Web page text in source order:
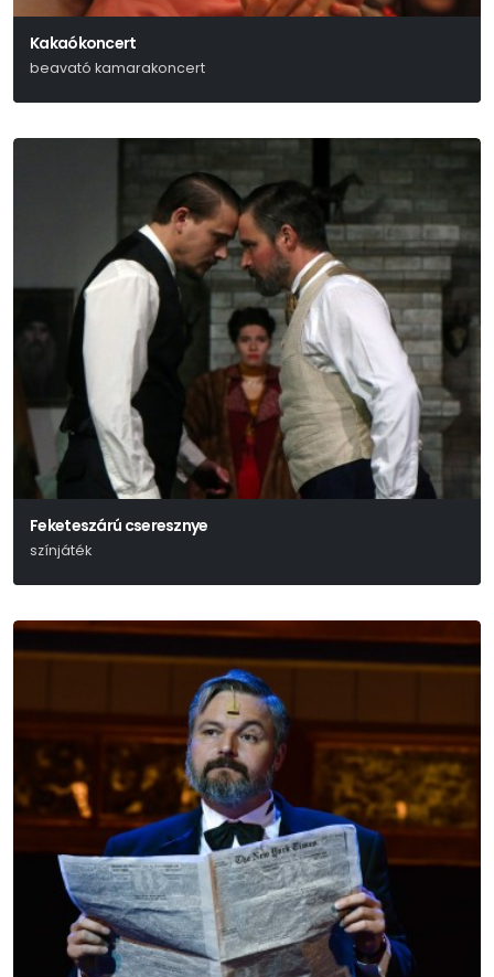
Kakaókoncert
beavató kamarakoncert
Feketeszárú cseresznye
színjáték